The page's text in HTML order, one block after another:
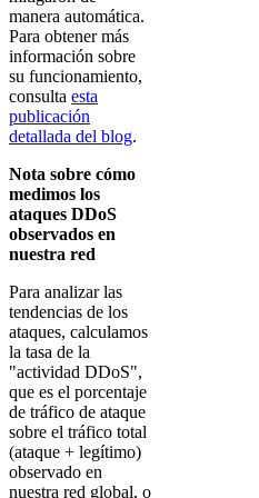
manera automática.
Para obtener más
información sobre
su funcionamiento,
consulta esta
publicación
detallada del blog.
Nota sobre cómo
medimos los
ataques DDoS
observados en
nuestra red
Para analizar las
tendencias de los
ataques, calculamos
la tasa de la
"actividad DDoS",
que es el porcentaje
de tráfico de ataque
sobre el tráfico total
(ataque + legítimo)
observado en
nuestra red global, o